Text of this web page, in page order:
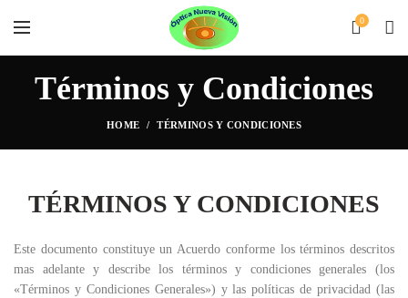
0
Términos y Condiciones
HOME TÉRMINOS Y CONDICIONES
TÉRMINOS Y CONDICIONES
Este documento constituye un Acuerdo conforme los términos descritos
mas adelante y describe los términos y condiciones generales (los
«Términos y Condiciones Generales») y las políticas de privacidad (las